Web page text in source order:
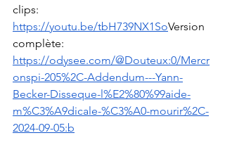
clips:
https://youtu.be/tbH739NX1SoVersion
complète:
https://odysee.com/@Douteux:0/Mercr
onspi-205%2C-Addendum---Yann-
Becker-Disseque-l%E2%80%99aide-
m%C3%A9dicale-%C3%A0-mourir%2C-
2024-09-05:b